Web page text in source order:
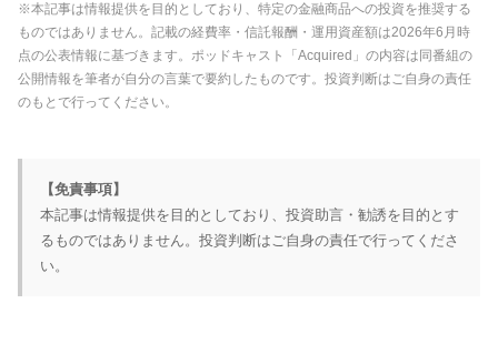
※本記事は情報提供を目的としており、特定の金融商品への投資を推奨する
ものではありません。記載の経費率・信託報酬・運用資産額は2026年6月時
点の公表情報に基づきます。ポッドキャスト「Acquired」の内容は同番組の
公開情報を筆者が自分の言葉で要約したものです。投資判断はご自身の責任
のもとで行ってください。
【免責事項】
本記事は情報提供を目的としており、投資助言・勧誘を目的とす
るものではありません。投資判断はご自身の責任で行ってくださ
い。